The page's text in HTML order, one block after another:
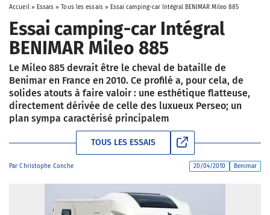
Accueil» Essais »Tous les essais» Essai camping-car Intégral BENIMAR Mileo 885
Essai camping-car Intégral
BENIMAR Mileo 885
Le Mileo 885 devrait être le cheval de bataille de
Benimar en France en 2010. Ce profilé a, pour cela, de
solides atouts à faire valoir : une esthétique flatteuse,
directement dérivée de celle des luxueux Perseo; un
plan sympa caractérisé principalem
TOUS LES ESSAIS
ParChristophe Conche 20/04/2010 Benimar